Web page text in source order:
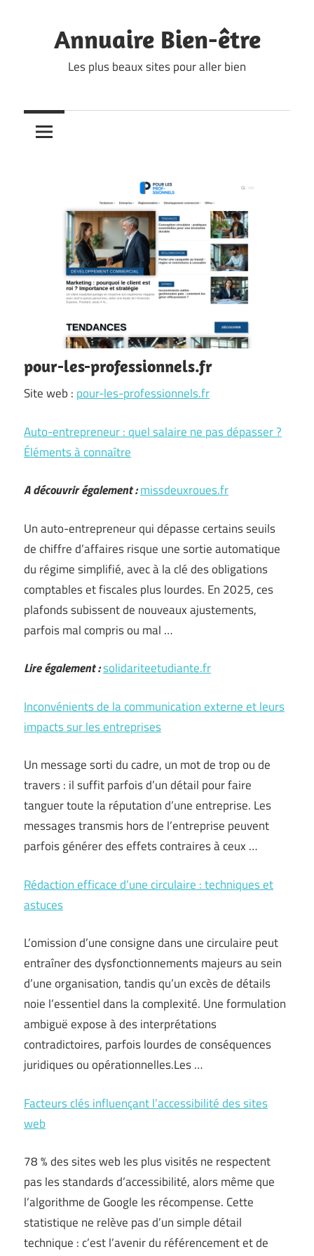
contentAnnuaire Bien-être
Les plus beaux sites pour aller bien
pour-les-professionnels.fr
Site web : pour-les-professionnels.fr
Auto-entrepreneur : quel salaire ne pas dépasser ?
Éléments à connaître
A découvrir également :missdeuxroues.fr
Un auto-entrepreneur qui dépasse certains seuils
de chiffre d’affaires risque une sortie automatique
du régime simplifié, avec à la clé des obligations
comptables et fiscales plus lourdes. En 2025, ces
plafonds subissent de nouveaux ajustements,
parfois mal compris ou mal …
Lire également :solidariteetudiante.fr
Inconvénients de la communication externe et leurs
impacts sur les entreprises
Un message sorti du cadre, un mot de trop ou de
travers : il suffit parfois d’un détail pour faire
tanguer toute la réputation d’une entreprise. Les
messages transmis hors de l’entreprise peuvent
parfois générer des effets contraires à ceux …
Rédaction efficace d’une circulaire : techniques et
astuces
L’omission d’une consigne dans une circulaire peut
entraîner des dysfonctionnements majeurs au sein
d’une organisation, tandis qu’un excès de détails
noie l’essentiel dans la complexité. Une formulation
ambiguë expose à des interprétations
contradictoires, parfois lourdes de conséquences
juridiques ou opérationnelles.Les …
Facteurs clés influençant l’accessibilité des sites
web
78 % des sites web les plus visités ne respectent
pas les standards d’accessibilité, alors même que
l’algorithme de Google les récompense. Cette
statistique ne relève pas d’un simple détail
technique : c’est l’avenir du référencement et de